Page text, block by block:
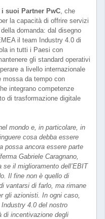
suoi Partner PwC, che
la capacità di offrire servizi
domanda: dal disegno
il team Industry 4.0 di
in tutti i Paesi con
gli standard operativi
a livello internazionale
mossa da tempo con
integrano competenze
di trasformazione digitale
mondo e, in particolare, in
cosa debba essere
possa ancora essere parte
Gabriele Caragnano,
se il miglioramento dell’EBIT
Il fine non è quello di
vantarsi di farlo, ma rimane
gli azionisti. In ogni caso,
4.0 del nostro
di incentivazione degli